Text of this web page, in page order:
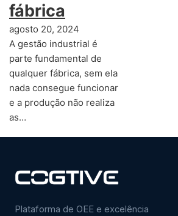
fábrica
agosto 20, 2024
A gestão industrial é
parte fundamental de
qualquer fábrica, sem ela
nada consegue funcionar
e a produção não realiza
as…
Plataforma de OEE e excelência